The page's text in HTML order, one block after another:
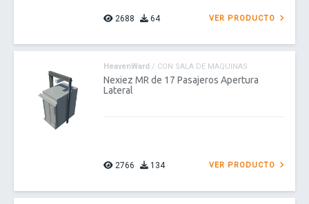
2688 64 VER PRODUCTO
HeavenWard / CON SALA DE MAQUINAS
Nexiez MR de 17 Pasajeros Apertura
Lateral
2766 134 VER PRODUCTO